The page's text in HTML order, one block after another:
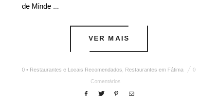
de Minde ...
VER MAIS
0 • Restaurantes e Locais Recomendados Restaurantes em Fátima
0
Comentários